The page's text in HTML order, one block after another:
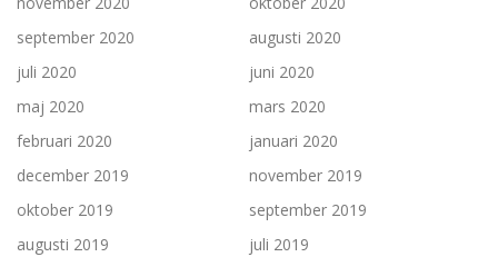
september 2020
augusti 2020
juli 2020
juni 2020
maj 2020
mars 2020
februari 2020
januari 2020
december 2019
november 2019
oktober 2019
september 2019
augusti 2019
juli 2019